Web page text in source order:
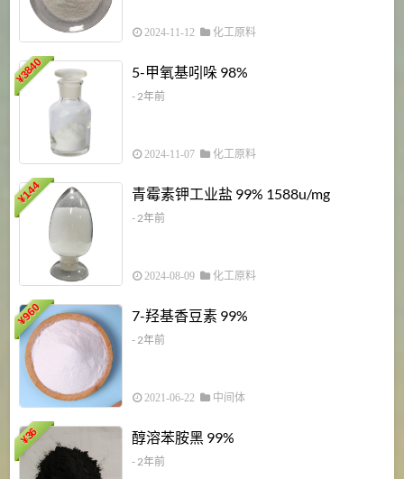
2024-11-12 化工原料
¥
3840 5-甲氧基吲哚 98%
- 2年前
2024-11-07 化工原料
¥
144 青霉素钾工业盐 99% 1588u/mg
- 2年前
2024-08-09 化工原料
¥
960 7-羟基香豆素 99%
- 2年前
2021-06-22 中间体
¥
36 醇溶苯胺黑 99%
- 2年前